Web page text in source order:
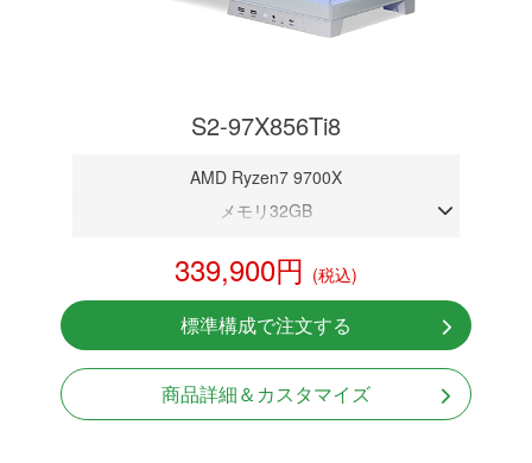
S2-97X856Ti8
AMD Ryzen7 9700X
メモリ32GB
NVMeSSD 1TB
無線LAN Bluetooth対応
Windows11 Home 64bit
339,900円 (税込)
標準構成で注文する
商品詳細＆カスタマイズ